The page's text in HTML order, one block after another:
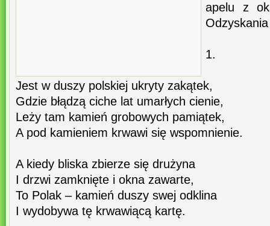
apelu z
Odzyskania
1.
Jest w duszy polskiej ukryty zakątek,
Gdzie błądzą ciche lat umarłych cienie,
Leży tam kamień grobowych pamiątek,
A pod kamieniem krwawi się wspomnienie.
A kiedy bliska zbierze się drużyna
I drzwi zamknięte i okna zawarte,
To Polak – kamień duszy swej odklina
I wydobywa tę krwawiącą kartę.